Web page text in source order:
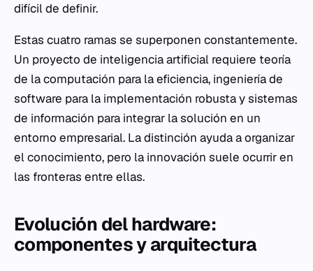
difícil de definir.
Estas cuatro ramas se superponen constantemente.
Un proyecto de inteligencia artificial requiere teoría
de la computación para la eficiencia, ingeniería de
software para la implementación robusta y sistemas
de información para integrar la solución en un
entorno empresarial. La distinción ayuda a organizar
el conocimiento, pero la innovación suele ocurrir en
las fronteras entre ellas.
Evolución del hardware:
componentes y arquitectura